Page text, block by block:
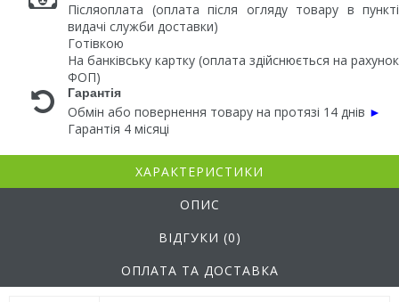
Післяоплата (оплата після огляду товару в пункті
видачі служби доставки)
Готівкою
На банківську картку (оплата здійснюється на рахунок
ФОП)
Гарантія
Обмін або повернення товару на протязі 14 днів ►
Гарантія 4 місяці
ХАРАКТЕРИСТИКИ
ОПИС
ВІДГУКИ (0)
ОПЛАТА ТА ДОСТАВКА